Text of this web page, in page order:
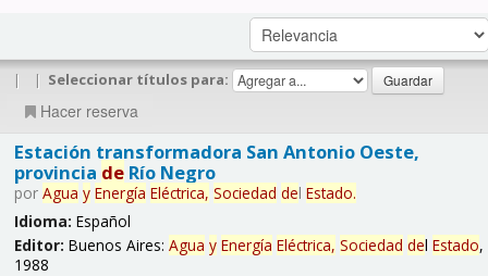
| | Seleccionar títulos para:
Hacer reserva
Estación transformadora San Antonio Oeste,
provincia deRío Negro
por Agua y Energía Eléctrica, Sociedad del Estado.
Idioma: Español
Editor: Buenos Aires: Agua y Energía Eléctrica, Sociedad del Estado,
1988